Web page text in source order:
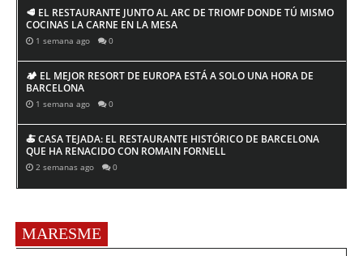
🥩 EL RESTAURANTE JUNTO AL ARC DE TRIOMF DONDE TÚ MISMO
COCINAS LA CARNE EN LA MESA
1 semana ago 0
🏕️ EL MEJOR RESORT DE EUROPA ESTÁ A SOLO UNA HORA DE
BARCELONA
1 semana ago 0
🍝 CASA TEJADA: EL RESTAURANTE HISTÓRICO DE BARCELONA
QUE HA RENACIDO CON ROMAIN FORNELL
2 semanas ago 0
MARESME